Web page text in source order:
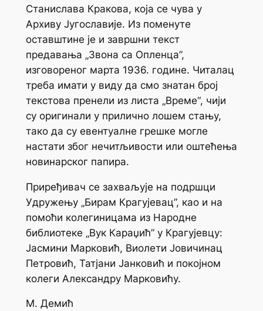
Станислава Кракова, која се чува у
Архиву Југославије. Из поменуте
оставштине је и завршни текст
предавања „Звона са Опленца”,
изговореног марта 1936. године. Читалац
треба имати у виду да смо знатан број
текстова пренели из листа „Време“, чији
су оригинали у прилично лошем стању,
тако да су евентуалне грешке могле
настати због нечитљивости или оштећења
новинарског папира.
Приређивач се захваљује на подршци
Удружењу „Бирам Крагујевац”, као и на
помоћи колегиницама из Народне
библиотеке „Вук Караџић” у Крагујевцу:
Јасмини Марковић, Виолети Јовичинац
Петровић, Татјани Јанковић и покојном
колеги Александру Марковићу.
М. Демић